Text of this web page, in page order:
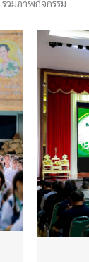
รวมภาพกิจกรรม
JUN